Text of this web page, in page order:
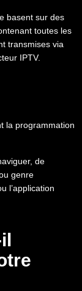
basent sur des
toutes les
transmises via
IPTV.
la programmation
de
genre
l’application